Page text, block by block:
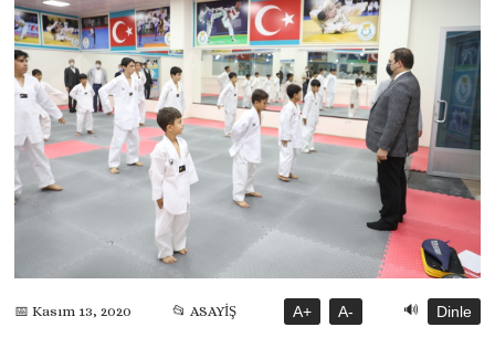
📅 Kasım 13, 2020 📂 ASAYİŞ A+ A- 🔊 Dinle